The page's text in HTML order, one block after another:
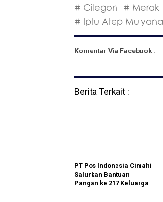
# Cilegon # Merak
# Iptu Atep Mulyana
Komentar Via Facebook :
Berita Terkait :
PT Pos Indonesia Cimahi
Salurkan Bantuan
Pangan ke 217 Keluarga